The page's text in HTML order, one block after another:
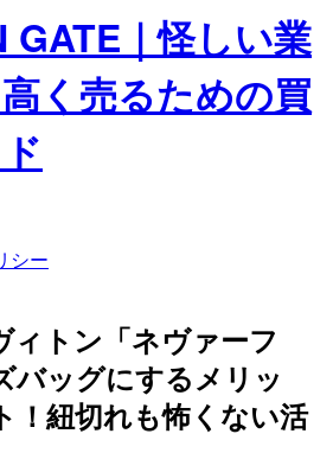
GATE｜怪しい業
く売るための買
シー
ィトン「ネヴァーフ
バッグにするメリッ
！紐切れも怖くない活